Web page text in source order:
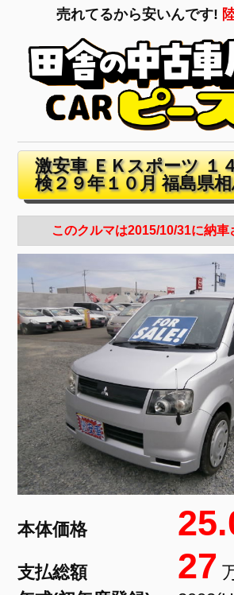
売れてるから安いんです!
激安車 ＥＫスポーツ １
検２９年１０月 福島県
このクルマは2015/10/31に納車
本体価格
支払総額 27